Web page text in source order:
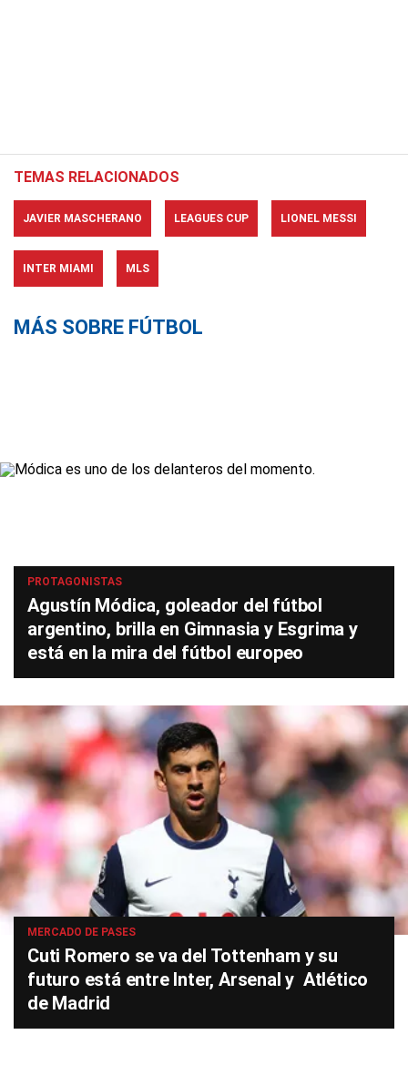
TEMAS RELACIONADOS
JAVIER MASCHERANO LEAGUES CUP LIONEL MESSI
INTER MIAMI MLS
MÁS SOBRE FÚTBOL
PROTAGONISTAS
Agustín Módica, goleador del fútbol
argentino, brilla en Gimnasia y Esgrima y
está en la mira del fútbol europeo
MERCADO DE PASES
Cuti Romero se va del Tottenham y su
futuro está entre Inter, Arsenal y Atlético
de Madrid